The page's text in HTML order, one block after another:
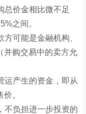
总价金相比微不足
之间。
可能是金融机构、
并购交易中的卖方允
运产生的资金，即从
。
不负担进一步投资的